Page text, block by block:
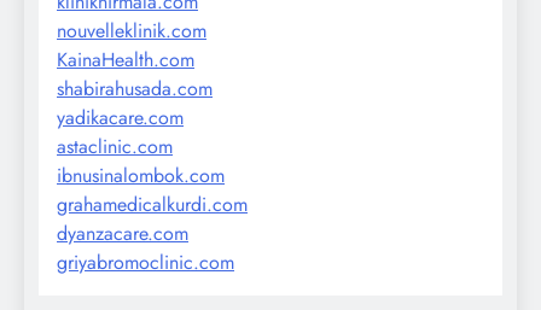
nouvelleklinik.com
KainaHealth.com
shabirahusada.com
yadikacare.com
astaclinic.com
ibnusinalombok.com
grahamedicalkurdi.com
dyanzacare.com
griyabromoclinic.com